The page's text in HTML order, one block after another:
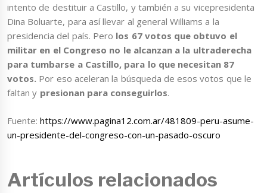
intento de destituir a Castillo, y también a su vicepresidenta
Dina Boluarte, para así llevar al general Williams a la
presidencia del país. Pero los 67 votos que obtuvo el
militar en el Congreso no le alcanzan a la ultraderecha
para tumbarse a Castillo, para lo que necesitan 87
votos. Por eso aceleran la búsqueda de esos votos que le
faltan y presionan para conseguirlos.
Fuente:https://www.pagina12.com.ar/481809-peru-asume-
un-presidente-del-congreso-con-un-pasado-oscuro
Artículos relacionados